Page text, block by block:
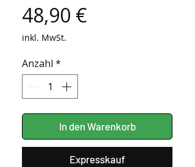
48,90 €
inkl. MwSt.
Anzahl *
In den Warenkorb
Expresskauf